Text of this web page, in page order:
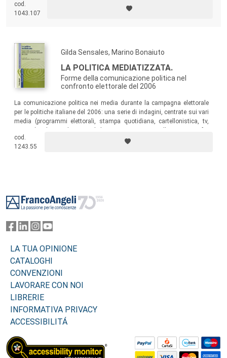
l’intero sistema delle relazioni sociali. Un tratto peculiare emergente è
lo stretto nesso tra valori e religiosità: la
cod.
1043.107
Gilda Sensales, Marino Bonaiuto
LA POLITICA MEDIATIZZATA.
Forme della comunicazione politica nel
confronto elettorale del 2006
La comunicazione politica nei media durante la campagna elettorale
per le politiche italiane del 2006: una serie di indagini, centrate sui vari
media (programmi elettorali, stampa quotidiana, cartellonistica, tv,
comunicazione verbale e non verbale, al fine di rilevare l’efficacia
comunicativa valutata da telespettatori/elettori.
cod.
1243.55
LA TUA OPINIONE
CATALOGHI
CONVENZIONI
LAVORARE CON NOI
LIBRERIE
INFORMATIVA PRIVACY
ACCESSIBILITÁ